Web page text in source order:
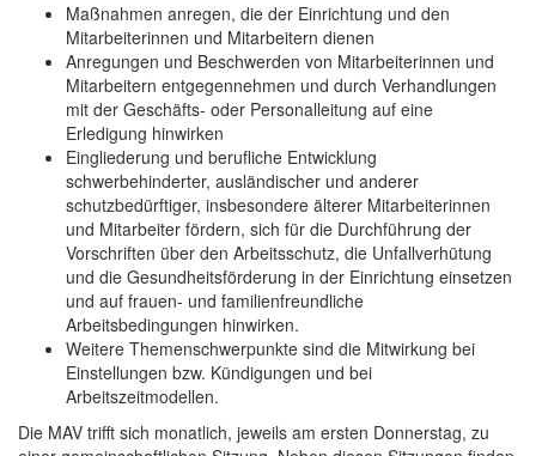
Maßnahmen anregen, die der Einrichtung und den
Mitarbeiterinnen und Mitarbeitern dienen
Anregungen und Beschwerden von Mitarbeiterinnen und
Mitarbeitern entgegennehmen und durch Verhandlungen
mit der Geschäfts- oder Personalleitung auf eine
Erledigung hinwirken
Eingliederung und berufliche Entwicklung
schwerbehinderter, ausländischer und anderer
schutzbedürftiger, insbesondere älterer Mitarbeiterinnen
und Mitarbeiter fördern, sich für die Durchführung der
Vorschriften über den Arbeitsschutz, die Unfallverhütung
und die Gesundheitsförderung in der Einrichtung einsetzen
und auf frauen- und familienfreundliche
Arbeitsbedingungen hinwirken.
Weitere Themenschwerpunkte sind die Mitwirkung bei
Einstellungen bzw. Kündigungen und bei
Arbeitszeitmodellen.
Die MAV trifft sich monatlich, jeweils am ersten Donnerstag, zu